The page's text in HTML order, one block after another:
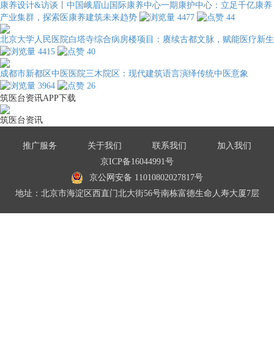
康养设计&访谈丨中国峨眉山国际康养中心一期康护中心：立足千亿康养
产业集群，探索医康养建筑未来趋势
4477 44
北京大学人民医院白塔寺综合病房楼项目：赓续古都文脉，赋能医疗新生
4415
40
成都市新都区中医医院三木院区：现代建筑语言演绎传统中医意象
3964
26
筑医台资讯APP下载
筑医台资讯
推广服务 关于我们 联系我们
加入我们
京ICP备16044991号
京公网安备 11010802027817号
地址：北京市海淀区西直门北大街56号南栋富德生命人寿大厦7层